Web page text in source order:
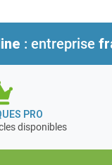
: entreprise
PRO
disponibles